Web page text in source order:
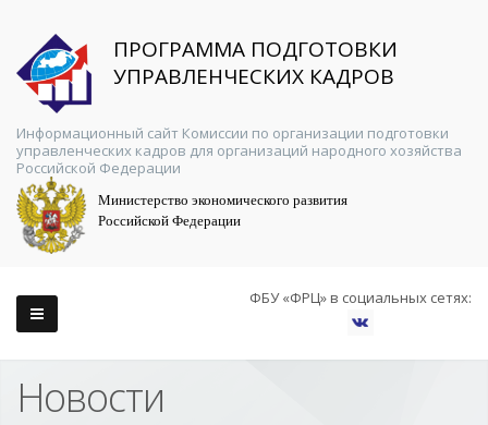
ПРОГРАММА ПОДГОТОВКИ
УПРАВЛЕНЧЕСКИХ КАДРОВ
Информационный сайт Комиссии по организации подготовки
управленческих кадров для организаций народного хозяйства
Российской Федерации
Министерство экономического развития
Российской Федерации
ФБУ «ФРЦ» в социальных сетях:
Новости